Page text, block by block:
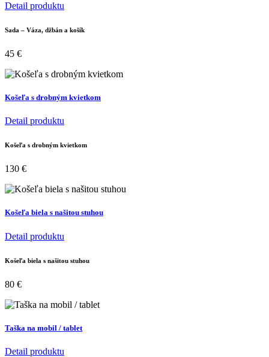
Detail produktu
Sada – Váza, džbán a košík
45 €
Košeľa s drobným kvietkom
Detail produktu
Košeľa s drobným kvietkom
130 €
Košeľa biela s našitou stuhou
Detail produktu
Košeľa biela s našitou stuhou
80 €
Taška na mobil / tablet
Detail produktu